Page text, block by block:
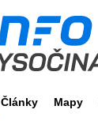
Články Mapy